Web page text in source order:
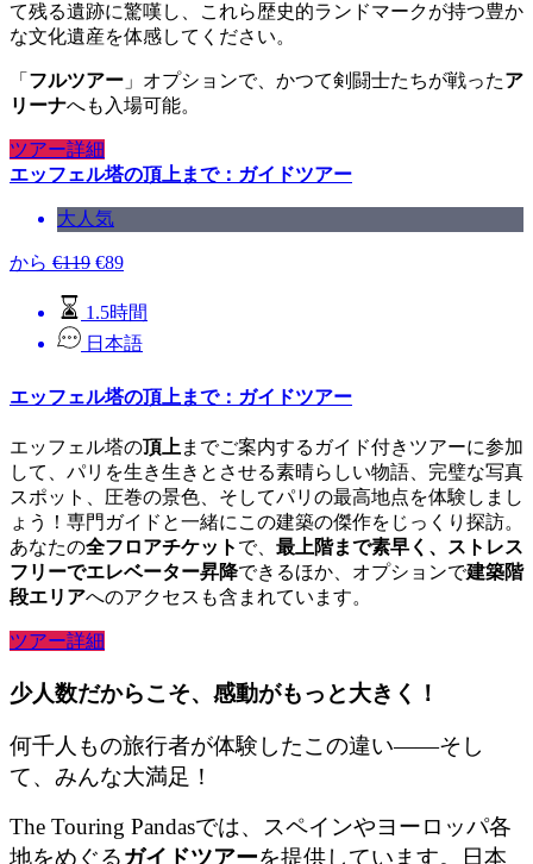
て残る遺跡に驚嘆し、これら歴史的ランドマークが持つ豊か
な文化遺産を体感してください。
「 フルツアー 」オプションで、かつて剣闘士たちが戦ったア
リーナへも入場可能。
ツアー詳細
エッフェル塔の頂上まで：ガイドツアー
大人気
から €119 €89
1.5時間
日本語
エッフェル塔の頂上まで：ガイドツアー
エッフェル塔の頂上 までご案内するガイド付きツアーに参加
して、パリを生き生きとさせる素晴らしい物語、完璧な写真
スポット、圧巻の景色、そしてパリの最高地点を体験しまし
ょう！専門ガイドと一緒にこの建築の傑作をじっくり探訪。
あなたの全フロアチケット で、 最上階まで素早く、ストレス
フリーでエレベーター昇降できるほか、オプションで建築階
段エリアへのアクセスも含まれています。
ツアー詳細
少人数だからこそ、感動がもっと大きく！
何千人もの旅行者が体験したこの違い——そし
て、みんな大満足！
The Touring Pandasでは、スペインやヨーロッパ各
地をめぐるガイドツアーを提供しています。日本